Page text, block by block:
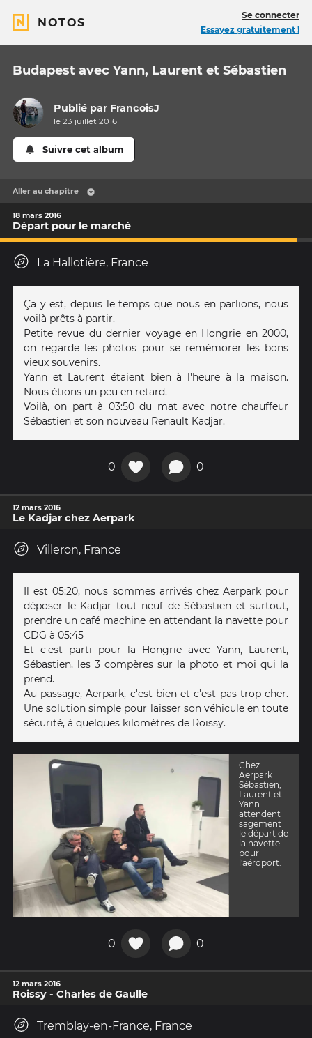
NOTOS
Se connecter
Essayez gratuitement !
Budapest avec Yann, Laurent et Sébastien
Publié par FrancoisJ
le 23 juillet 2016
Suivre cet album
Aller au chapitre
18 mars 2016
Départ pour le marché
La Hallotière, France
Ça y est, depuis le temps que nous en parlions, nous
voilà prêts à partir.
Petite revue du dernier voyage en Hongrie en 2000,
on regarde les photos pour se remémorer les bons
vieux souvenirs.
Yann et Laurent étaient bien à l'heure à la maison.
Nous étions un peu en retard.
Voilà, on part à 03:50 du mat avec notre chauffeur
Sébastien et son nouveau Renault Kadjar.
0 0
12 mars 2016
Le Kadjar chez Aerpark
Villeron, France
Il est 05:20, nous sommes arrivés chez Aerpark pour
déposer le Kadjar tout neuf de Sébastien et surtout,
prendre un café machine en attendant la navette pour
CDG à 05:45
Et c'est parti pour la Hongrie avec Yann, Laurent,
Sébastien, les 3 compères sur la photo et moi qui la
prend.
Au passage, Aerpark, c'est bien et c'est pas trop cher.
Une solution simple pour laisser son véhicule en toute
sécurité, à quelques kilomètres de Roissy.
Chez
Aerpark
Sébastien,
Laurent et
Yann
attendent
sagement
le départ de
la navette
pour
l'aéroport.
0 0
12 mars 2016
Roissy - Charles de Gaulle
Tremblay-en-France, France